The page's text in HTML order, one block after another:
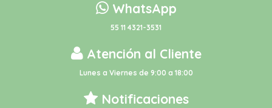
WhatsApp
55 11 4321-3531
Atención al Cliente
Lunes a Viernes de 9:00 a 18:00
Notificaciones